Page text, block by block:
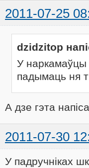
2011-07-25
dzidzitop
У наркамаўцы
падымаць ня
А дзе гэта
2011-07-30
У падручніках